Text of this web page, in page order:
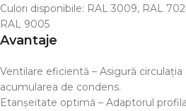
Culori disponibile: RAL 3009, RAL
RAL 9005
Avantaje
Ventilare eficientă – Asigură circulația
acumularea de condens.
Etanșeitate optimă – Adaptorul